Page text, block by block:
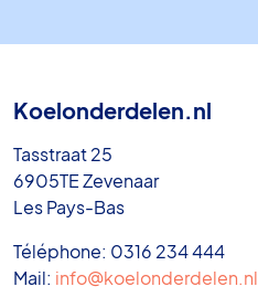
Koelonderdelen.nl
Tasstraat 25
6905TE Zevenaar
Les Pays-Bas
Téléphone: 0316 234 444
Mail: info@koelonderdelen.nl